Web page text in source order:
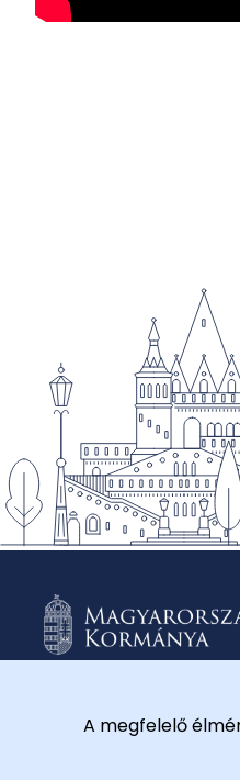
© 2026A megfelelő